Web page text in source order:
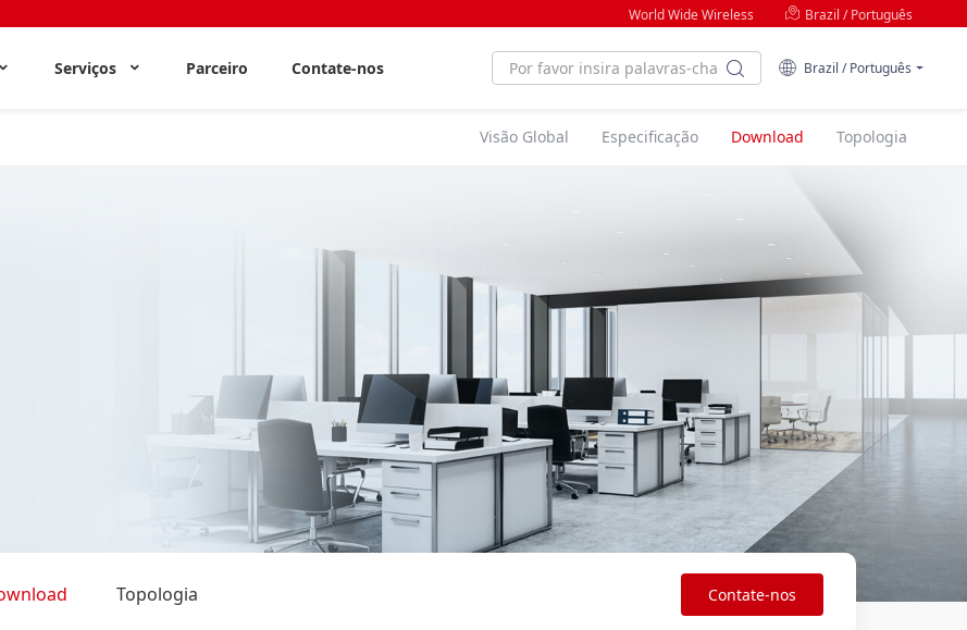
World Wide Wireless Brazil / Português
Serviços Parceiro Contate-nos Brazil / Português
Visão Global Especificação Download Topologia
Topologia Contate-nos